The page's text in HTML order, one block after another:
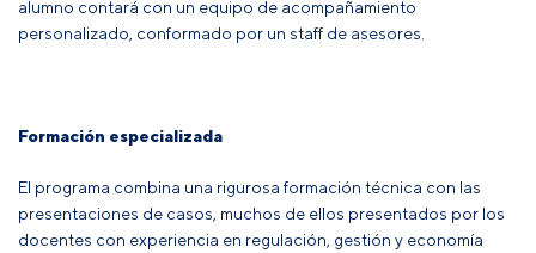
alumno contará con un equipo de acompañamiento
personalizado, conformado por un staff de asesores.
Formación especializada
El programa combina una rigurosa formación técnica con las
presentaciones de casos, muchos de ellos presentados por los
docentes con experiencia en regulación, gestión y economía